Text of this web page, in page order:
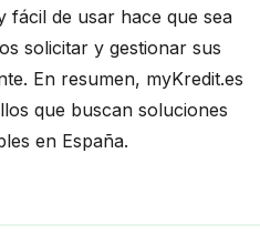
fácil de usar hace que sea
solicitar y gestionar sus
En resumen, myKredit.es
que buscan soluciones
en España.